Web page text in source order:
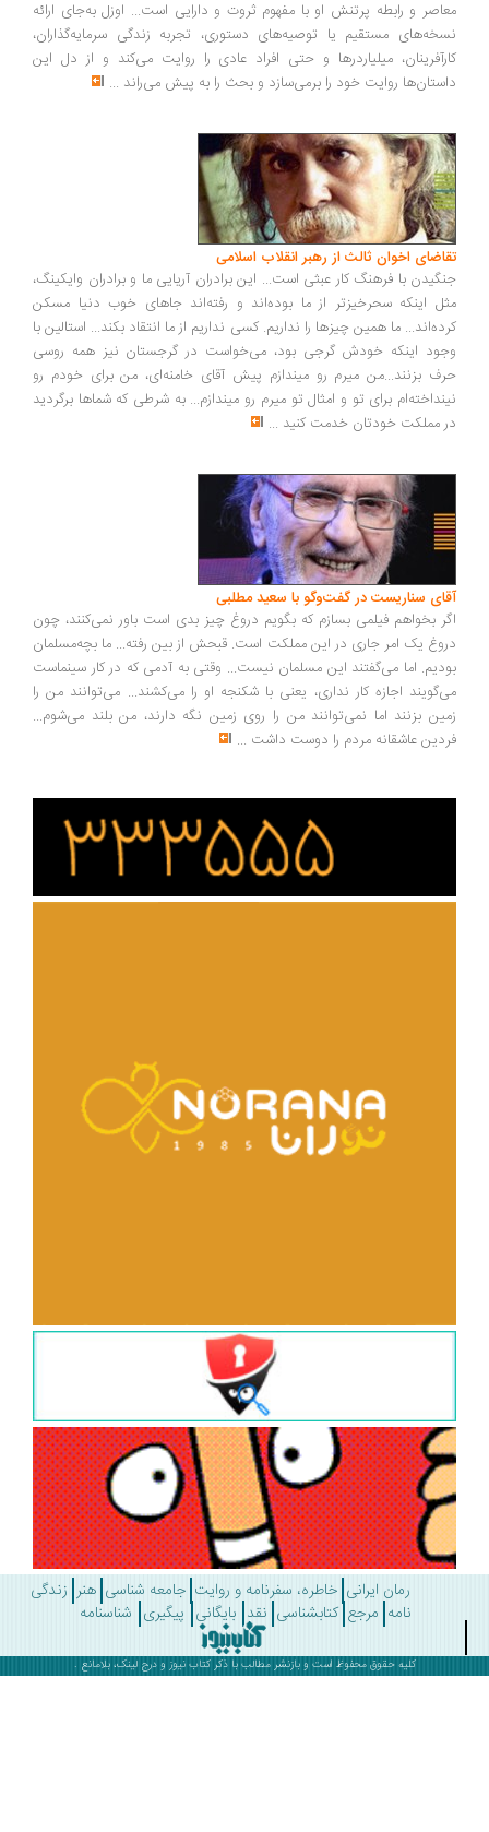
و رابطه پرتنش او با مفهوم ثروت و دارایی است... اوزل به‌جای ارائه
مستقیم یا توصیه‌های دستوری، تجربه زندگی سرمایه‌گذاران،
میلیاردرها و حتی افراد عادی را روایت می‌کند و از دل این
روایت خود را برمی‌سازد و بحث را به پیش می‌راند ...
اخوان ثالث از رهبر انقلاب اسلامی
با فرهنگ کار عبثی است... این برادران آریایی ما و برادران وایکینگ،
اینکه سحرخیزتر از ما بوده‌اند و رفته‌اند جاهای خوب دنیا مسکن
ما همین چیزها را نداریم. کسی نداریم از ما انتقاد بکند... استالین با
اینکه خودش گرجی بود، می‌خواست در گرجستان نیز همه روسی
بزنند...من میرم رو میندازم پیش آقای خامنه‌ای، من برای خودم رو
برای تو و امثال تو میرم رو میندازم... به شرطی که شماها برگردید
مملکت خودتان خدمت کنید...
سناریست در گفت‌وگو با سعید مطلبی
بخواهم فیلمی بسازم که بگویم دروغ چیز بدی است باور نمی‌کنند، چون
یک امر جاری در این مملکت است. قبحش از بین رفته... ما بچه‌مسلمان
اما می‌گفتند این مسلمان نیست... وقتی به آدمی که در کار سینماست
اجازه کار نداری، یعنی با شکنجه او را می‌کشند... می‌توانند من را
بزنند اما نمی‌توانند من را روی زمین نگه دارند، من بلند می‌شوم...
عاشقانه مردم را دوست داشت ...
رمان ایرانی خاطره، سفرنامه و روایت جامعه شناسی هنر زندگی
مرجع کتابشناسی نقد بایگانی پیگیری شناسنامه
کلیه حقوق محفوظ است و بازنشر مطالب با ذکرکتاب نیوز و درج لینک، بلامانع .